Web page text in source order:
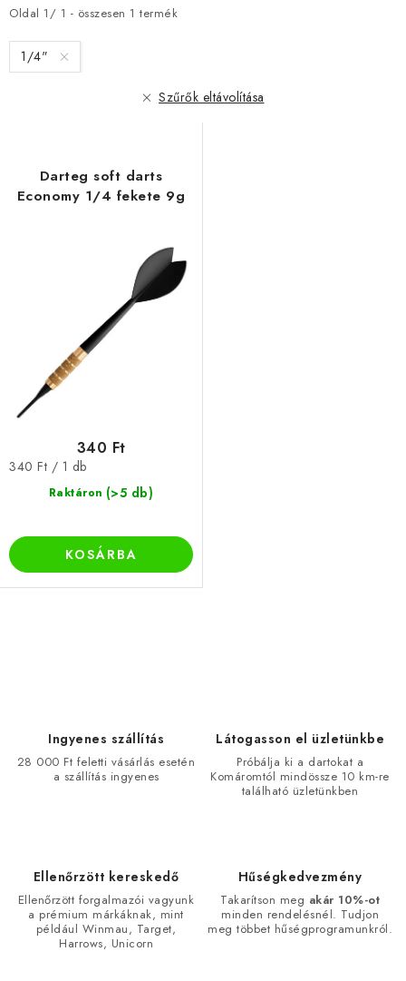
m
é
k
s
Oldal 1 / 1 - összesen 1 termék
m
é
k
n
1/4"
Szűrők eltávolítása
Darteg soft darts
Economy 1/4 fekete 9g
Raktáron (>5 db)
340 Ft
Egységár:
340 Ft / 1 db
KOSÁRBA
Ingyenes szállítás
28 000 Ft feletti vásárlás esetén
a szállítás ingyenes
Látogasson el üzletünkbe
Próbálja ki a dartokat a
Komáromtól mindössze 10 km-re
található üzletünkben
Ellenőrzött kereskedő
Ellenőrzött forgalmazói vagyunk
a prémium márkáknak, mint
például Winmau, Target,
Harrows, Unicorn
Hűségkedvezmény
Takarítson meg akár 10%-ot
minden rendelésnél. Tudjon
meg többet hűségprogramunkról.